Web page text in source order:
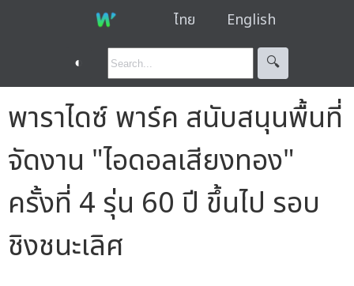
ไทย English
◐ 🔍︎
พาราไดซ์ พาร์ค สนับสนุนพื้นที่
จัดงาน "ไอดอลเสียงทอง"
ครั้งที่ 4 รุ่น 60 ปี ขึ้นไป รอบ
ชิงชนะเลิศ